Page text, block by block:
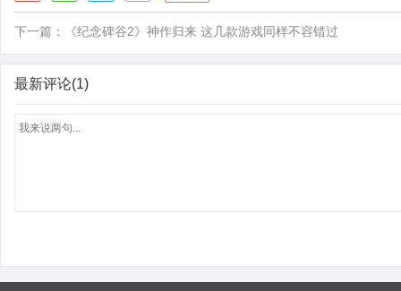
下一篇： 《纪念碑谷2》神作归来 这几款游戏同样不容错过
最新评论(1)